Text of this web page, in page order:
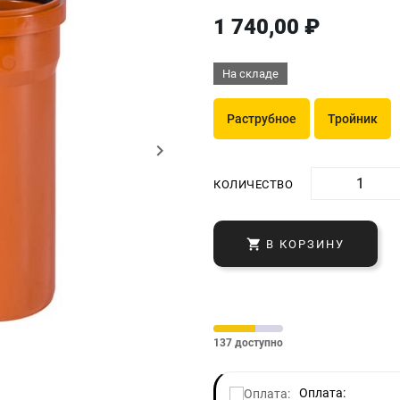
keyboard_arrow_right
1 740,00 ₽
На складе
Раструбное Тройник
КОЛИЧЕСТВО
 В КОРЗИНУ
137 доступно
Оплата: